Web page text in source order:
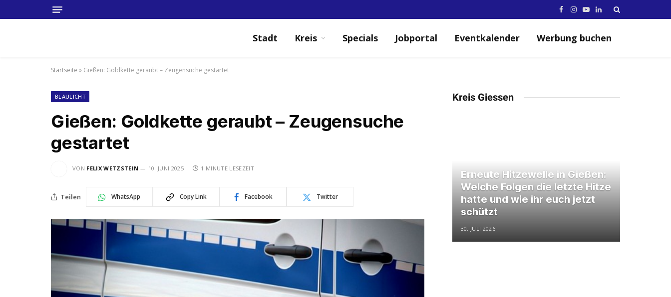
Facebook
Instagram
YouTube
LinkedIn
Stadt Kreis Specials Jobportal Eventkalender Werbung buchen
Startseite » Gießen: Goldkette geraubt – Zeugensuche gestartet
BLAULICHT
Gießen: Goldkette geraubt – Zeugensuche
gestartet
VON FELIX WETZSTEIN 10. JUNI 2025 1 MINUTE LESEZEIT
Teilen WhatsApp Copy Link Facebook Twitter
Kreis Giessen
Erneute Hitzewelle in Gießen:
Welche Folgen die letzte Hitze
hatte und wie ihr euch jetzt
schützt
30. JULI 2026